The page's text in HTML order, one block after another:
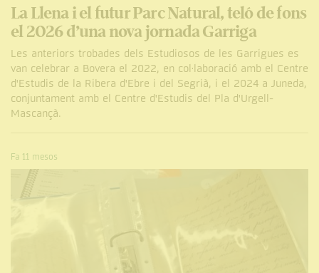
La Llena i el futur Parc Natural, teló de fons
el 2026 d’una nova jornada Garriga
Les anteriors trobades dels Estudiosos de les Garrigues es
van celebrar a Bovera el 2022, en col·laboració amb el Centre
d'Estudis de la Ribera d'Ebre i del Segrià, i el 2024 a Juneda,
conjuntament amb el Centre d'Estudis del Pla d'Urgell-
Mascançà.
Fa 11 mesos